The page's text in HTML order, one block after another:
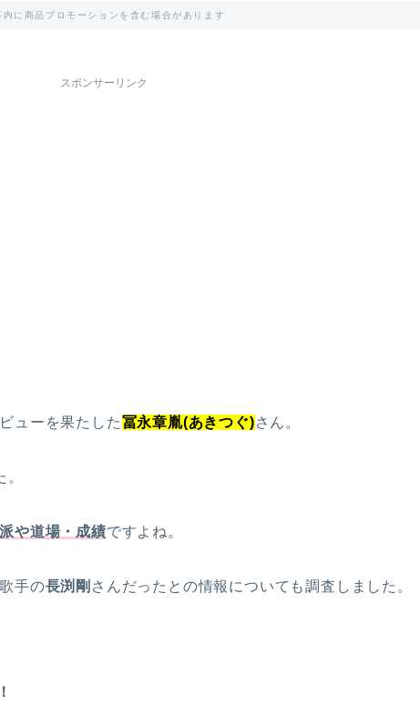
内に商品プロモーションを含む場合があります
スポンサーリンク
ューを果たした冨永章胤(あきつぐ)さん。
や道場・成績ですよね。
手の長渕剛 さんだったとの情報についても調査しました。